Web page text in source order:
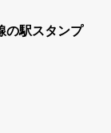
駅スタンプ